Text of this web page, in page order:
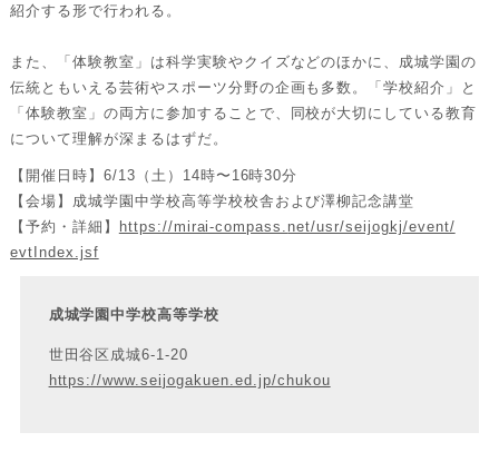
紹介する形で行われる。
また、「体験教室」は科学実験やクイズなどのほかに、 成城学園の
伝統ともいえる芸術やスポーツ分野の企画も多数。「学校紹介」と
「体験教室」の両方に参加することで、
同校が大切にしている教育
について理解が深まるはずだ。
【開催日時】6/13（土）14時〜16時30分
【会場】成城学園中学校高等学校校舎および澤柳記念講堂
【予約・詳細】
https://mirai-compass. net/usr/seijogkj/event/
evtIndex.jsf
成城学園中学校高等学校
世田谷区成城6-1-20
https://www.seijogakuen.ed.jp/chukou